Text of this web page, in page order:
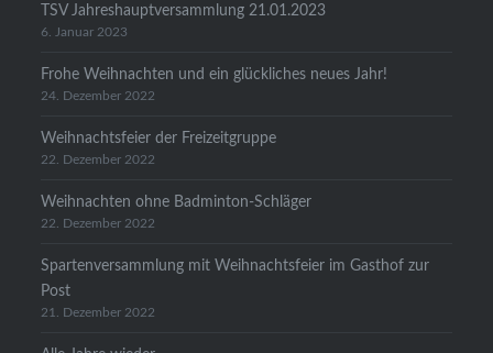
TSV Jahreshauptversammlung 21.01.2023
6. Januar 2023
Frohe Weihnachten und ein glückliches neues Jahr!
24. Dezember 2022
Weihnachtsfeier der Freizeitgruppe
22. Dezember 2022
Weihnachten ohne Badminton-Schläger
22. Dezember 2022
Spartenversammlung mit Weihnachtsfeier im Gasthof zur
Post
21. Dezember 2022